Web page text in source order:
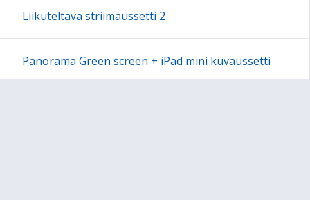
22:00
23:00
Liikuteltava striimaussetti 2
Panorama Green screen + iPad mini kuvaussetti